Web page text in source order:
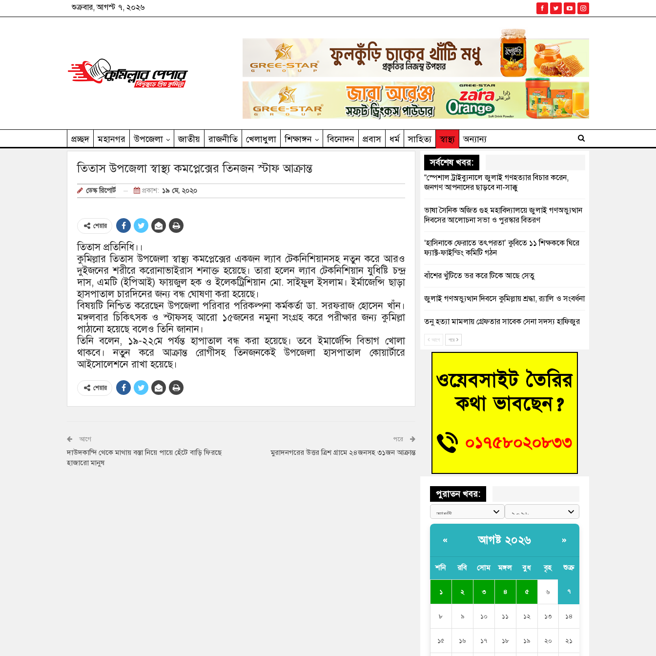
শুক্রবার, আগস্ট ৭, ২০২৬
প্রচ্ছদ মহানগর উপজেলা জাতীয় রাজনীতি খেলাধুলা শিক্ষাঙ্গন বিনোদন প্রবাস ধর্ম সাহিত‌্য স্বাস্থ্য
অন্যান্য
তিতাস উপজেলা স্বাস্থ্য কমপ্লেক্সের তিনজন স্টাফ আক্রান্ত
ডেস্ক রিপোর্ট প্রকাশ: ১৯ মে, ২০২০
শেয়ার
তিতাস প্রতিনিধি।।
কুমিল্লার তিতাস উপজেলা স্বাস্থ্য কমপ্লেক্সের একজন ল্যাব টেকনিশিয়ানসহ নতুন করে আরও
দুইজনের শরীরে করোনাভাইরাস শনাক্ত হয়েছে। তারা হলেন ল্যাব টেকনিশিয়ান যুধিষ্টি চন্দ্র
দাস, এমটি (ইপিআই) ফায়জুল হক ও ইলেকট্রিশিয়ান মো. সাইফুল ইসলাম। ইর্মাজেন্সি ছাড়া
হাসপাতাল চারদিনের জন্য বন্ধ ঘোষণা করা হয়েছে।
বিষয়টি নিশ্চিত করেছেন উপজেলা পরিবার পরিকল্পনা কর্মকর্তা ডা. সরফরাজ হোসেন খাঁন।
মঙ্গলবার চিকিৎসক ও স্টাফসহ আরো ১৫জনের নমুনা সংগ্রহ করে পরীক্ষার জন্য কুমিল্লা
পাঠানো হয়েছে বলেও তিনি জানান।
তিনি বলেন, ১৯-২২মে পর্যন্ত হাপাতাল বন্ধ করা হয়েছে। তবে ইমার্জেন্সি বিভাগ খোলা
থাকবে। নতুন করে আক্রান্ত রোগীসহ তিনজনকেই উপজেলা হাসপাতাল কোয়ার্টারে
আইসোলেশনে রাখা হয়েছে।
শেয়ার
আগে
দাউদকান্দি থেকে মাথায় বস্তা নিয়ে পায়ে হেঁটে বাড়ি ফিরছে
হাজারো মানুষ
পরে
মুরাদনগরের উত্তর ত্রিশ গ্রামে ২৪জনসহ ৩১জন আক্রান্ত
সর্বশেষ খবর:
“স্পেশাল ট্রাইব্যুনালে জুলাই গণহত্যার বিচার করেন,
জনগণ আপনাদের ছাড়বে না-সাক্কু
ভাষা সৈনিক অজিত গুহ মহাবিদ্যালয়ে জুলাই গণঅভ্যুত্থান
দিবসের আলোচনা সভা ও পুরস্কার বিতরণ
‘হাসিনাকে ফেরাতে তৎপরতা’ কুবিতে ১১ শিক্ষককে ঘিরে
ফ্যাক্ট-ফাইন্ডিং কমিটি গঠন
বাঁশের খুঁটিতে ভর করে টিকে আছে সেতু
জুলাই গণঅভ্যুত্থান দিবসে কুমিল্লায় শ্রদ্ধা, র‍্যালি ও সংবর্ধনা
তনু হত্যা মামলায় গ্রেফতার সাবেক সেনা সদস্য হাফিজুর
রহমান হাইকোর্টের জামিনে মুক্ত
আহত শিক্ষার্থীদের দেখতে গিয়ে মেডিকেলের ক্যান্টিনে
হোমনায় বিধবা নারীর জমি দখল ও জীবননাশের হুমকির
উদ্যোগ; ৯ সদস্যের কমিটি গঠন
বুড়িচংয়ে জুলাই গণঅভ্যুত্থান দিবস উদযাপন উপলক্ষে
আগে পরে
পুরাতন খবর:
« আগষ্ট ২০২৬ »
শনি রবি সোম মঙ্গল বুধ বৃহ শুক্র
১ ২ ৩ ৪ ৫ ৬ ৭
৮ ৯ ১০ ১১ ১২ ১৩ ১৪
১৫ ১৬ ১৭ ১৮ ১৯ ২০ ২১